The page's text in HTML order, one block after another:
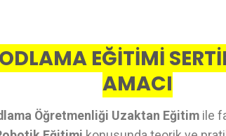
EĞİTİMİ
AMACI
Öğretmenliği Uzaktan Eğitim ile